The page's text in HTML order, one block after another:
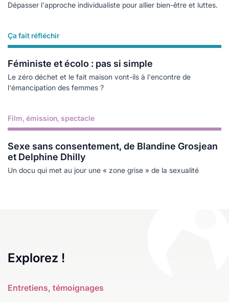
Dépasser l'approche individualiste pour allier bien-être et luttes.
Ça fait réfléchir
Féministe et écolo : pas si simple
Le zéro déchet et le fait maison vont-ils à l'encontre de
l'émancipation des femmes ?
Lire plus
Film, émission, spectacle
Sexe sans consentement, de Blandine Grosjean
et Delphine Dhilly
Un docu qui met au jour une « zone grise » de la sexualité
Lire plus
Explorez !
Entretiens, témoignages